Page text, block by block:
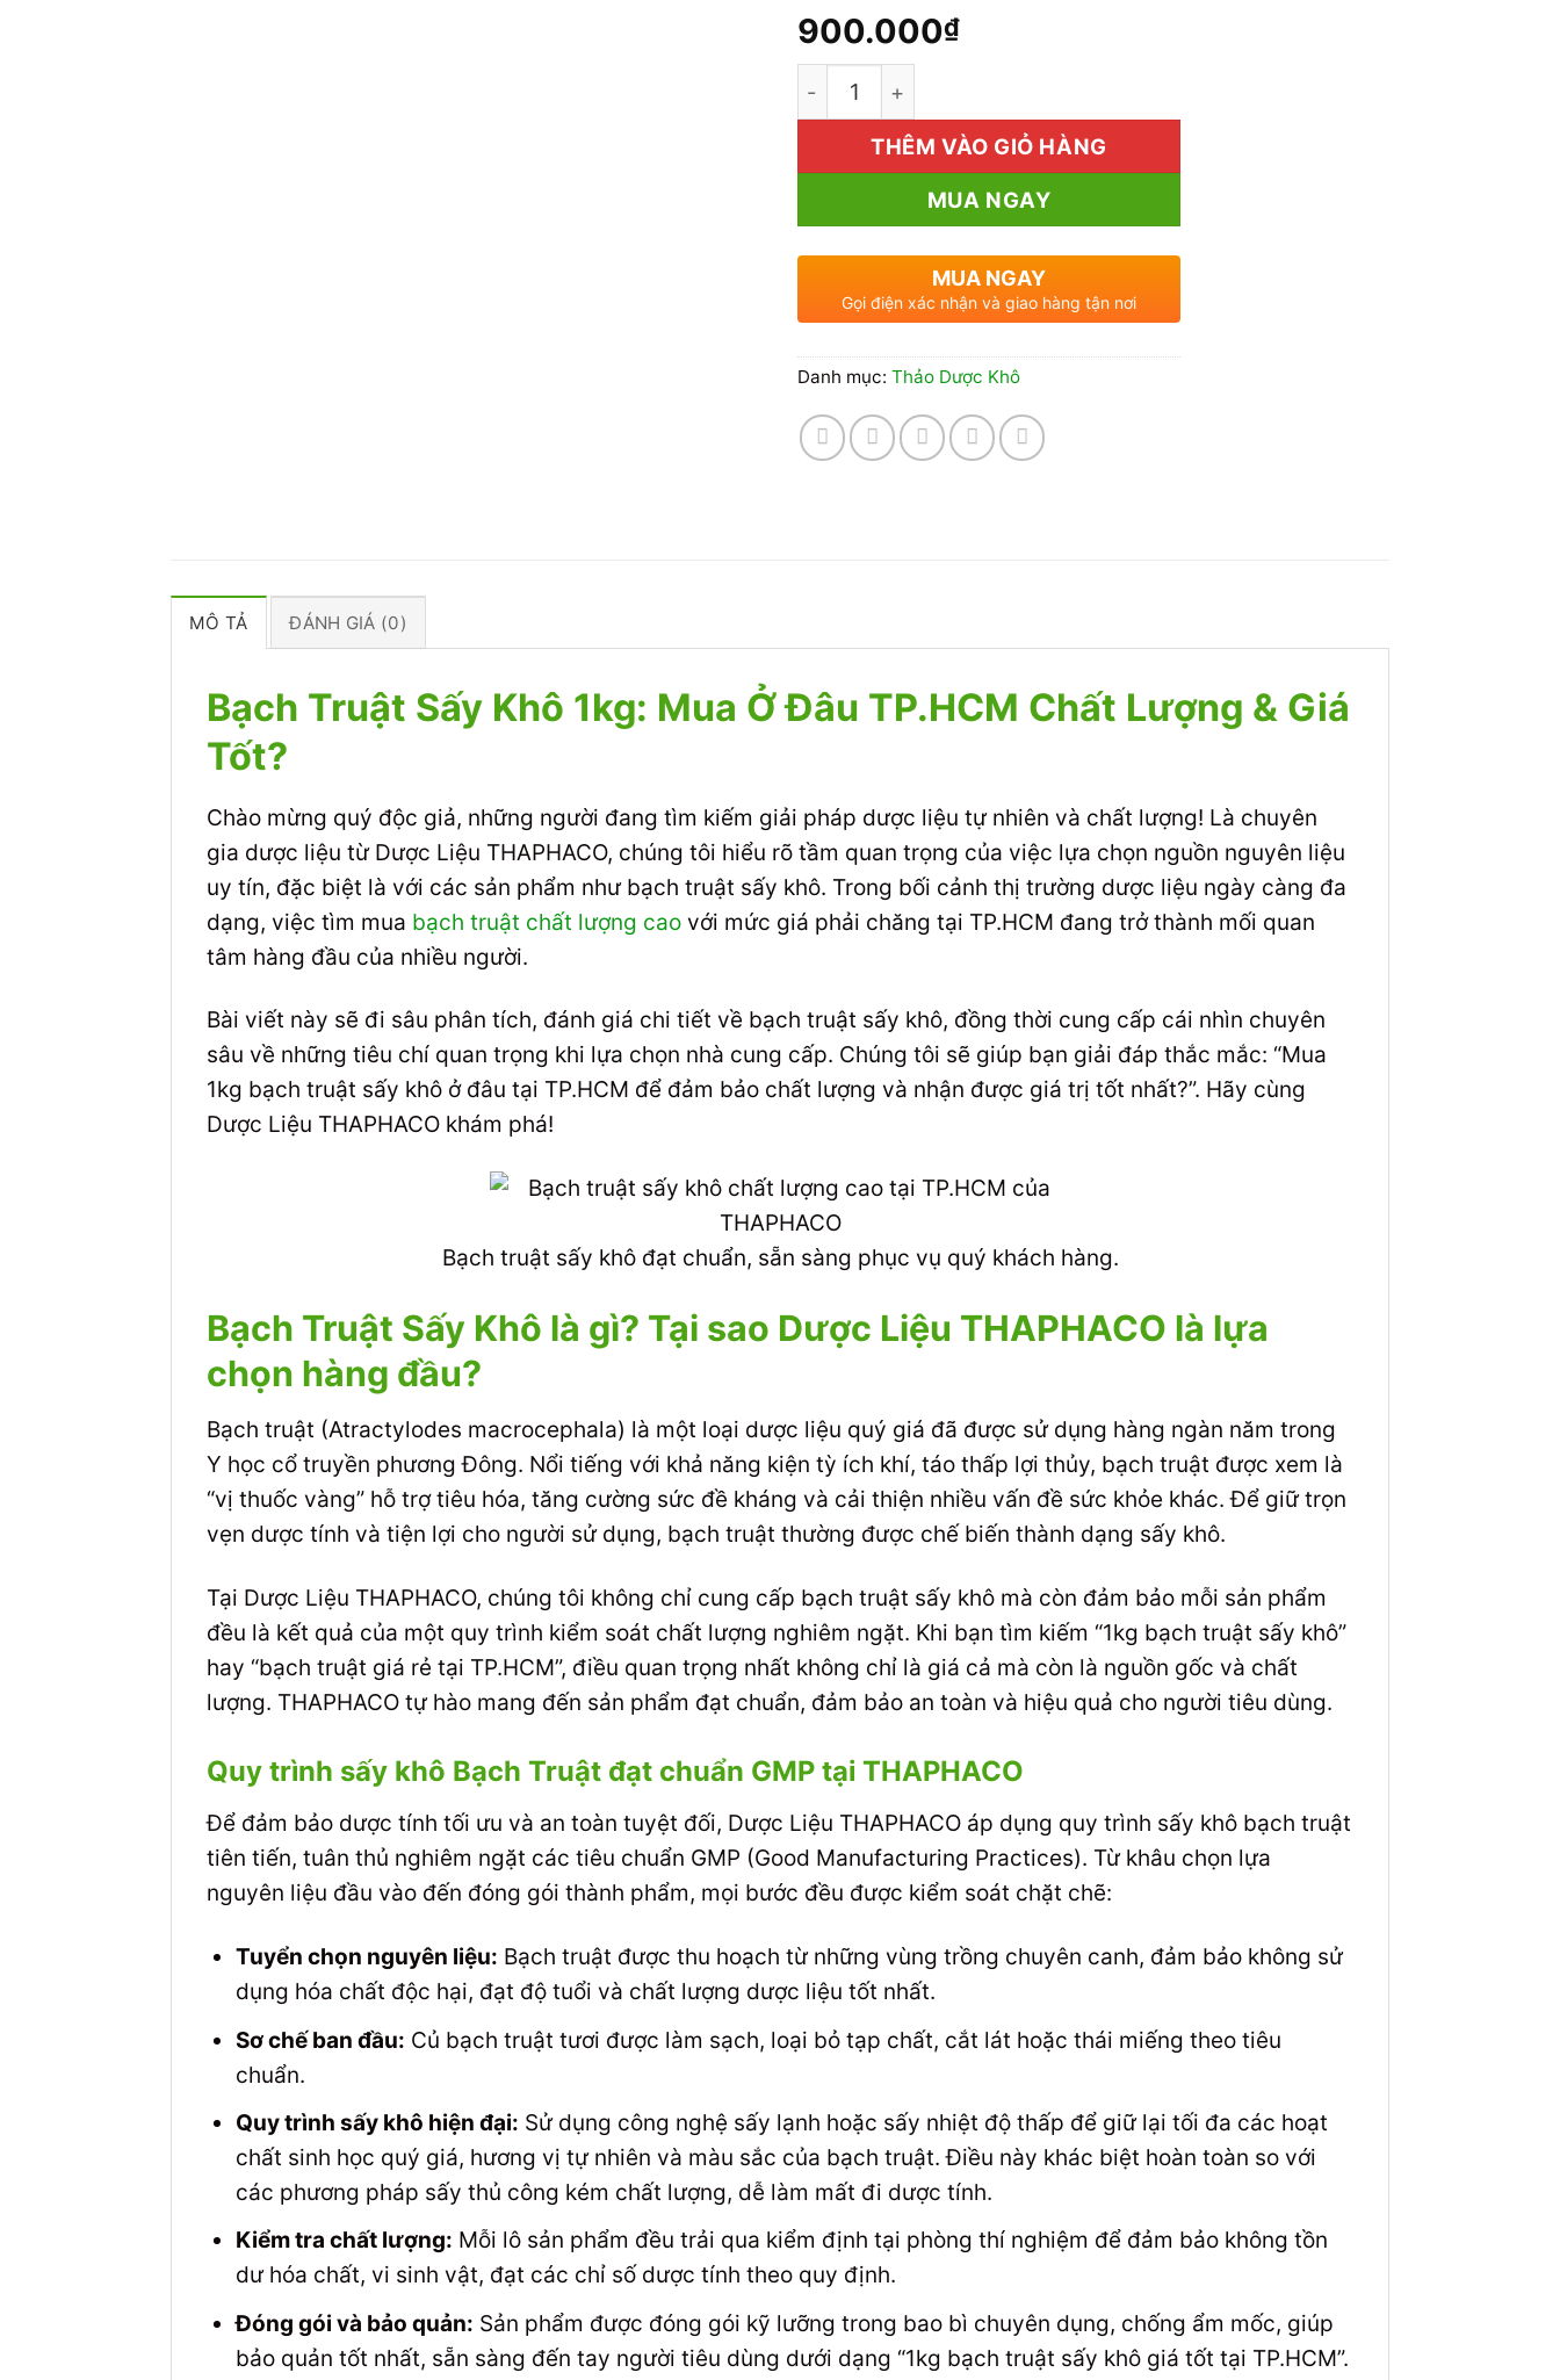
900.000₫
Bạch Truật Sấy Khô 1kg: Mua Ở Đâu TP.HCM Chất Lượng & Giá Tốt? số lượng
THÊM VÀO GIỎ HÀNG
MUA NGAY
MUA NGAY
Gọi điện xác nhận và giao hàng tận nơi
Danh mục: Thảo Dược Khô
MÔ TẢ ĐÁNH GIÁ (0)
Bạch Truật Sấy Khô 1kg: Mua Ở Đâu TP.HCM Chất Lượng & Giá
Tốt?
Chào mừng quý độc giả, những người đang tìm kiếm giải pháp dược liệu tự nhiên và chất lượng! Là chuyên
gia dược liệu từ Dược Liệu THAPHACO, chúng tôi hiểu rõ tầm quan trọng của việc lựa chọn nguồn nguyên liệu
uy tín, đặc biệt là với các sản phẩm như bạch truật sấy khô. Trong bối cảnh thị trường dược liệu ngày càng đa
dạng, việc tìm mua bạch truật chất lượng cao với mức giá phải chăng tại TP.HCM đang trở thành mối quan
tâm hàng đầu của nhiều người.
Bài viết này sẽ đi sâu phân tích, đánh giá chi tiết về bạch truật sấy khô, đồng thời cung cấp cái nhìn chuyên
sâu về những tiêu chí quan trọng khi lựa chọn nhà cung cấp. Chúng tôi sẽ giúp bạn giải đáp thắc mắc: “Mua
1kg bạch truật sấy khô ở đâu tại TP.HCM để đảm bảo chất lượng và nhận được giá trị tốt nhất?”. Hãy cùng
Dược Liệu THAPHACO khám phá!
Bạch truật sấy khô đạt chuẩn, sẵn sàng phục vụ quý khách hàng.
Bạch Truật Sấy Khô là gì? Tại sao Dược Liệu THAPHACO là lựa
chọn hàng đầu?
Bạch truật (Atractylodes macrocephala) là một loại dược liệu quý giá đã được sử dụng hàng ngàn năm trong
Y học cổ truyền phương Đông. Nổi tiếng với khả năng kiện tỳ ích khí, táo thấp lợi thủy, bạch truật được xem là
“vị thuốc vàng” hỗ trợ tiêu hóa, tăng cường sức đề kháng và cải thiện nhiều vấn đề sức khỏe khác. Để giữ trọn
vẹn dược tính và tiện lợi cho người sử dụng, bạch truật thường được chế biến thành dạng sấy khô.
Tại Dược Liệu THAPHACO, chúng tôi không chỉ cung cấp bạch truật sấy khô mà còn đảm bảo mỗi sản phẩm
đều là kết quả của một quy trình kiểm soát chất lượng nghiêm ngặt. Khi bạn tìm kiếm “1kg bạch truật sấy khô”
hay “bạch truật giá rẻ tại TP.HCM”, điều quan trọng nhất không chỉ là giá cả mà còn là nguồn gốc và chất
lượng. THAPHACO tự hào mang đến sản phẩm đạt chuẩn, đảm bảo an toàn và hiệu quả cho người tiêu dùng.
Quy trình sấy khô Bạch Truật đạt chuẩn GMP tại THAPHACO
Để đảm bảo dược tính tối ưu và an toàn tuyệt đối, Dược Liệu THAPHACO áp dụng quy trình sấy khô bạch truật
tiên tiến, tuân thủ nghiêm ngặt các tiêu chuẩn GMP (Good Manufacturing Practices). Từ khâu chọn lựa
nguyên liệu đầu vào đến đóng gói thành phẩm, mọi bước đều được kiểm soát chặt chẽ:
Tuyển chọn nguyên liệu: Bạch truật được thu hoạch từ những vùng trồng chuyên canh, đảm bảo không sử
dụng hóa chất độc hại, đạt độ tuổi và chất lượng dược liệu tốt nhất.
Sơ chế ban đầu: Củ bạch truật tươi được làm sạch, loại bỏ tạp chất, cắt lát hoặc thái miếng theo tiêu
chuẩn.
Quy trình sấy khô hiện đại: Sử dụng công nghệ sấy lạnh hoặc sấy nhiệt độ thấp để giữ lại tối đa các hoạt
chất sinh học quý giá, hương vị tự nhiên và màu sắc của bạch truật. Điều này khác biệt hoàn toàn so với
các phương pháp sấy thủ công kém chất lượng, dễ làm mất đi dược tính.
Kiểm tra chất lượng: Mỗi lô sản phẩm đều trải qua kiểm định tại phòng thí nghiệm để đảm bảo không tồn
dư hóa chất, vi sinh vật, đạt các chỉ số dược tính theo quy định.
Đóng gói và bảo quản: Sản phẩm được đóng gói kỹ lưỡng trong bao bì chuyên dụng, chống ẩm mốc, giúp
bảo quản tốt nhất, sẵn sàng đến tay người tiêu dùng dưới dạng “1kg bạch truật sấy khô giá tốt tại TP.HCM”.